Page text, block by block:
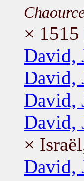
× 1515
David,
David,
David,
David,
×
David,